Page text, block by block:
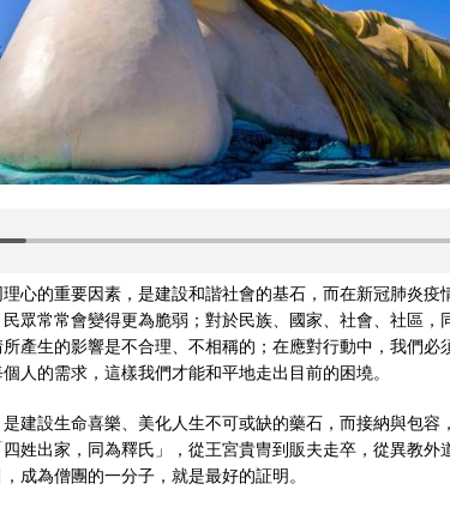
心的重要因素，是建設和諧社會的基石，而在新冠肺炎疫
眾常常會變得更為脆弱；對於民族、國家、社會、社區，
產生的影響是不合理、不相稱的；在應對行動中，我們必
人的需求，這樣我們才能和平地走出目前的困墝。
建設生命喜樂、美化人生不可或缺的藥石，而接納與包容
姓出家，同為釋氏」，從王宮貴冑到販夫走卒，從異教外
成為僧團的一分子，就是最好的証明。